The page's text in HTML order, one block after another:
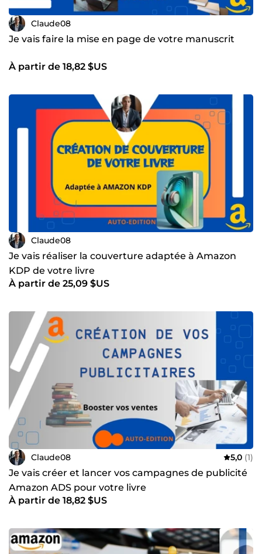
Claude08
Je vais faire la mise en page de votre manuscrit
À partir de 18,82 $US
Claude08
Je vais réaliser la couverture adaptée à Amazon
KDP de votre livre
À partir de 25,09 $US
Claude08 5,0 (1)
Je vais créer et lancer vos campagnes de publicité
Amazon ADS pour votre livre
À partir de 18,82 $US